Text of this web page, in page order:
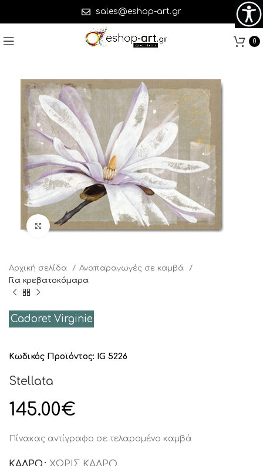
sales@eshop-art.gr
0
Click to enlarge
Αρχική σελίδα
Αναπαραγωγές σε καμβά
Για κρεβατοκάμαρα
Cadoret Virginie
Κωδικός Προϊόντος: IG 5226
Stellata
145.00€
Πίνακας αντίγραφο σε τελαρομένο καμβά